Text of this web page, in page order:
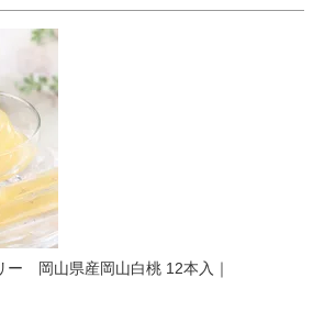
ー 岡山県産岡山白桃 12本入｜